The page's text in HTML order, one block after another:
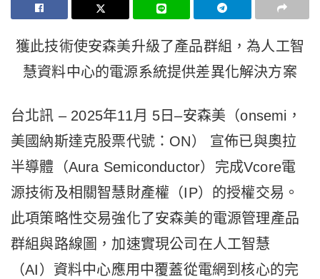
獲此技術使安森美升級了產品群組，為人工智
慧資料中心的電源系統提供差異化解決方案
台北訊 – 2025年11月 5日–安森美（onsemi，
美國納斯達克股票代號：ON） 宣佈已與奧拉
半導體（Aura Semiconductor）完成Vcore電
源技術及相關智慧財產權（IP）的授權交易。
此項策略性交易強化了安森美的電源管理產品
群組與路線圖，加速實現公司在人工智慧
（AI）資料中心應用中覆蓋從電網到核心的完